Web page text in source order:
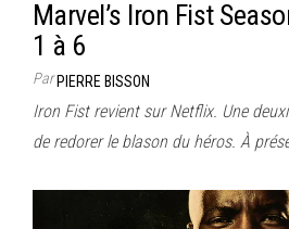
Marvel’s Iron Fist
1 à 6
ParPIERRE BISSON
Iron Fist revient sur Netflix. Une
de redorer le blason du héros. À